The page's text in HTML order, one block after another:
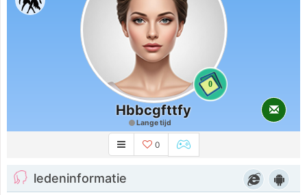
0
Hbbcgfttfy
Lange tijd
0
ledeninformatie